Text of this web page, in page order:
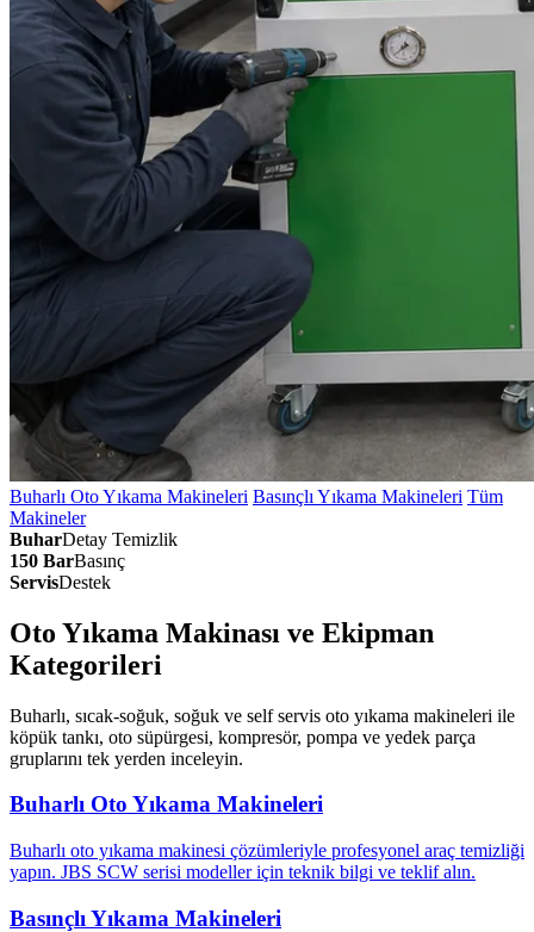
Buharlı Oto Yıkama Makineleri Basınçlı Yıkama Makineleri Tüm
Makineler
BuharDetay Temizlik
150 BarBasınç
ServisDestek
Oto Yıkama Makinası ve Ekipman
Kategorileri
Buharlı, sıcak-soğuk, soğuk ve self servis oto yıkama makineleri ile
köpük tankı, oto süpürgesi, kompresör, pompa ve yedek parça
gruplarını tek yerden inceleyin.
Buharlı Oto Yıkama Makineleri
Buharlı oto yıkama makinesi çözümleriyle profesyonel araç temizliği
yapın. JBS SCW serisi modeller için teknik bilgi ve teklif alın.
Basınçlı Yıkama Makineleri